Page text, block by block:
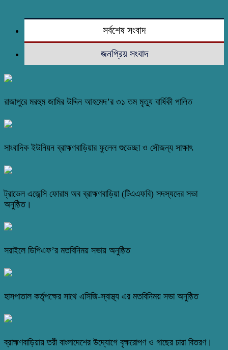
সর্বশেষ সংবাদ
জনপ্রিয় সংবাদ
রাজাপুরে মরহুম জামির উদ্দিন আহমেদ’র ৩১ তম মৃত্যু বার্ষিকী পালিত
সাংবাদিক ইউনিয়ন ব্রাহ্মণবাড়িয়ার ফুলেল শুভেচ্ছা ও সৌজন্য সাক্ষাৎ
ট্রাভেল এজেন্সি ফোরাম অব ব্রাহ্মণবাড়িয়া (টিএএফবি) সদস্যদের সভা
অনুষ্ঠিত।
সরাইলে ডিপিএফ’র মতবিনিময় সভায় অনুষ্ঠিত
হাসপাতাল কর্তৃপক্ষের সাথে এসিজি-স্বাস্থ্য এর মতবিনিময় সভা অনুষ্ঠিত
ব্রাহ্মণবাড়িয়ায় তরী বাংলাদেশের উদ্যোগে বৃক্ষরোপণ ও গাছের চারা বিতরণ।